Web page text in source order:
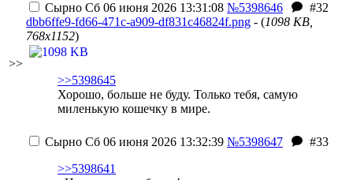
>>
Сырно Сб 06 июня 2026 13:31:08 №5398646
#32
dbb6ffe9-fd66-471c-a909-df831c46824f.png - (1098 KB,
768x1152)
>>5398645
Хорошо, больше не буду. Только тебя, самую
миленькую кошечку в мире.
Сырно Сб 06 июня 2026 13:32:39 №5398647
#33
>>5398641